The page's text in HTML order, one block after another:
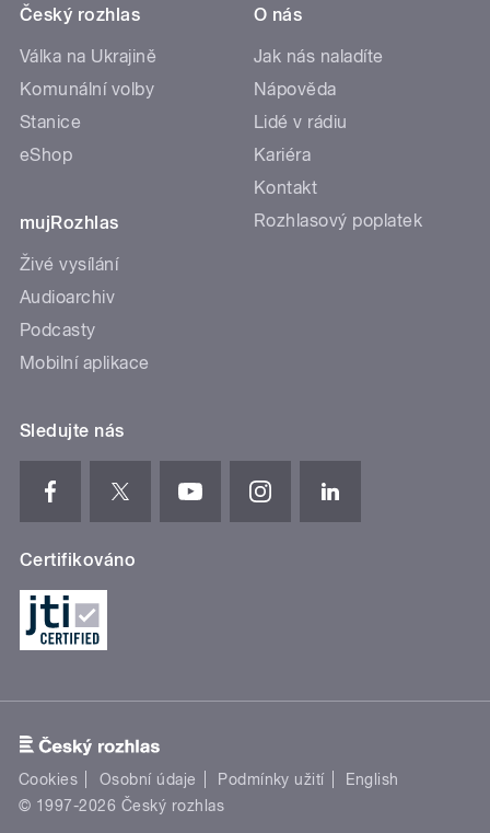
Český rozhlas
Válka na Ukrajině
Komunální volby
Stanice
eShop
mujRozhlas
Živé vysílání
Audioarchiv
Podcasty
Mobilní aplikace
O nás
Jak nás naladíte
Nápověda
Lidé v rádiu
Kariéra
Kontakt
Rozhlasový poplatek
Sledujte nás
Certifikováno
Cookies Osobní údaje Podmínky užití
English
© 1997-2026 Český rozhlas